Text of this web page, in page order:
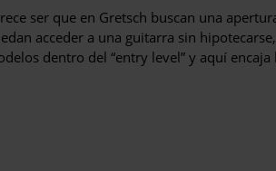
ser que en Gretsch buscan una
acceder a una guitarra sin
dentro del “entry level” y aquí